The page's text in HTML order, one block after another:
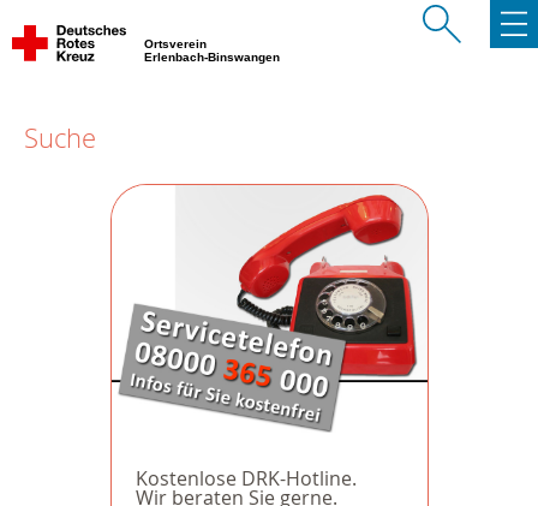
Ortsverein
Erlenbach-Binswangen
Suche
Kostenlose DRK-Hotline.
Wir beraten Sie gerne.